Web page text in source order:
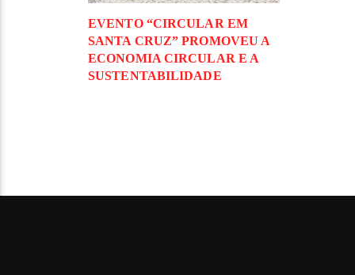
EVENTO “CIRCULAR EM
SANTA CRUZ” PROMOVEU A
ECONOMIA CIRCULAR E A
SUSTENTABILIDADE